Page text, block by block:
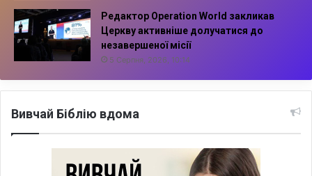
Редактор Operation World закликав
Церкву активніше долучатися до
незавершеної місії
5 Серпня, 2026, 10:14
Вивчай Біблію вдома